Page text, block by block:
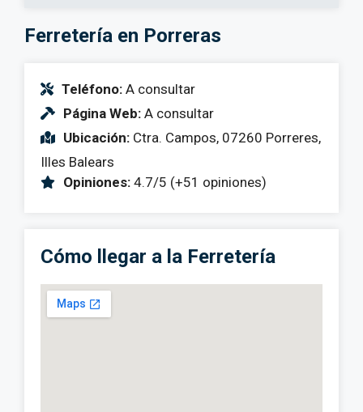
Ferretería en Porreras
Teléfono: A consultar
Página Web: A consultar
Ubicación: Ctra. Campos, 07260 Porreres,
Illes Balears
Opiniones: 4.7/5 (+51 opiniones)
Cómo llegar a la Ferretería